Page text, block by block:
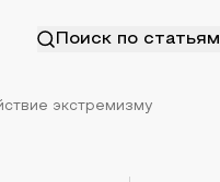
Поиск по статьям
экстремизму